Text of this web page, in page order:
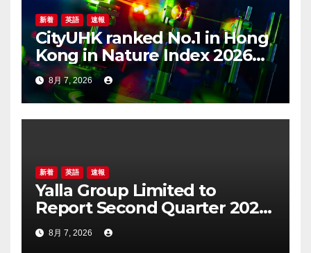
新着 英語 速報
CityUHK ranked No.1 in Hong
Kong in Nature Index 2026
Nanoscience and
Nanotechnology
Supplement
8月 7, 2026
新着 英語 速報
Yalla Group Limited to
Report Second Quarter 2026
Financial Results on August
17, 2026 Eastern Time
8月 7, 2026